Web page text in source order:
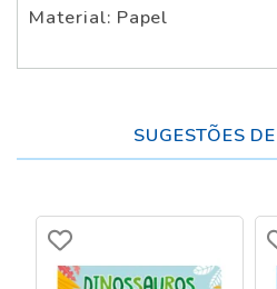
Material: Papel
SUGESTÕES